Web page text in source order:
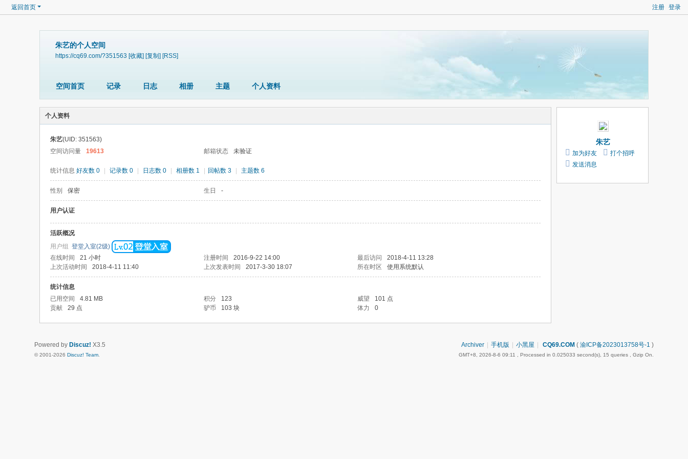
注册 登录
返回首页
朱艺的个人空间
https://cq69.com/?351563 [收藏] [复制] [RSS]
空间首页 记录 日志 相册 主题 个人资料
个人资料
朱艺(UID: 351563)
空间访问量
19613 邮箱状态 未验证
统计信息 好友数 0 记录数 0 日志数 0 相册数 1 回帖数 3 主题数 6
性别 保密 生日 -
用户认证
活跃概况
用户组 登堂入室(2级)
在线时间
21 小时 注册时间 2016-9-22 14:00 最后访问
2018-4-11 13:28
上次活动时间
2018-4-11 11:40 上次发表时间 2017-3-30 18:07 所在时区 使用系统默认
统计信息
已用空间
4.81 MB 积分 123 威望
101 点
贡献
29 点 驴币 103 块 体力 0
朱艺
加为好友
打个招呼
发送消息
Archiver 手机版 小黑屋 CQ69.COM ( 渝ICP备2023013758号-1 )
GMT+8, 2026-8-6 09:11 , Processed in 0.025033 second(s), 15 queries , Gzip On.
Powered by Discuz! X3.5
© 2001-2026 Discuz! Team